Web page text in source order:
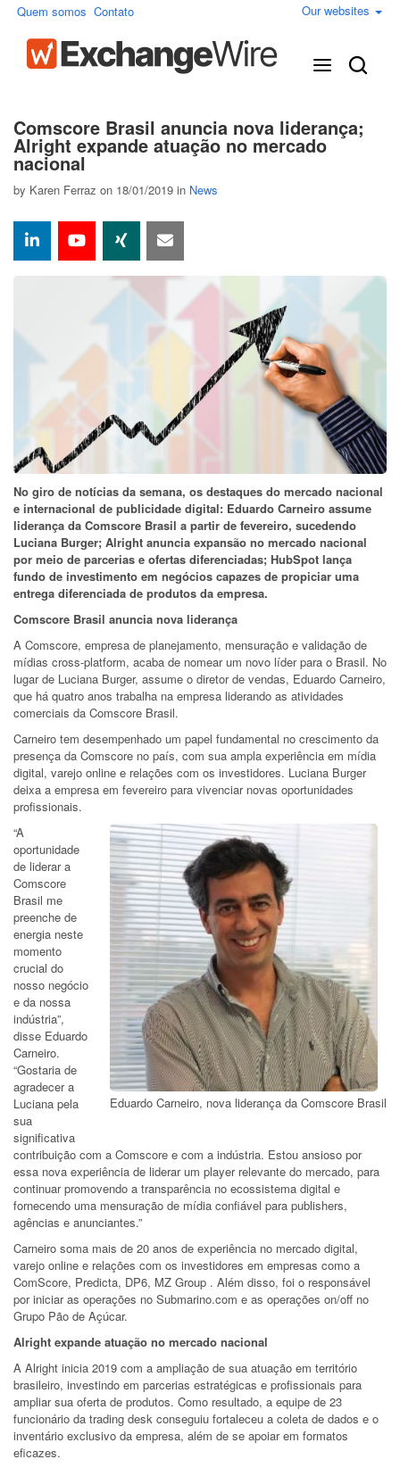
Quem somos Contato Our websites
Comscore Brasil anuncia nova liderança;
Alright expande atuação no mercado
nacional
by Karen Ferraz on 18/01/2019 in News
No giro de notícias da semana, os destaques do mercado nacional
e internacional de publicidade digital: Eduardo Carneiro assume
liderança da Comscore Brasil a partir de fevereiro, sucedendo
Luciana Burger; Alright anuncia expansão no mercado nacional
por meio de parcerias e ofertas diferenciadas; HubSpot lança
fundo de investimento em negócios capazes de propiciar uma
entrega diferenciada de produtos da empresa.
Comscore Brasil anuncia nova liderança
A Comscore, empresa de planejamento, mensuração e validação de
mídias cross-platform, acaba de nomear um novo líder para o Brasil. No
lugar de Luciana Burger, assume o diretor de vendas, Eduardo Carneiro,
que há quatro anos trabalha na empresa liderando as atividades
comerciais da Comscore Brasil.
Carneiro tem desempenhado um papel fundamental no crescimento da
presença da Comscore no país, com sua ampla experiência em mídia
digital, varejo online e relações com os investidores. Luciana Burger
deixa a empresa em fevereiro para vivenciar novas oportunidades
profissionais.
Eduardo Carneiro, nova liderança da Comscore Brasil
“A
oportunidade
de liderar a
Comscore
Brasil me
preenche de
energia neste
momento
crucial do
nosso negócio
e da nossa
indústria”,
disse Eduardo
Carneiro.
“Gostaria de
agradecer a
Luciana pela
sua
significativa
contribuição com a Comscore e com a indústria. Estou ansioso por
essa nova experiência de liderar um player relevante do mercado, para
continuar promovendo a transparência no ecossistema digital e
fornecendo uma mensuração de mídia confiável para publishers,
agências e anunciantes.”
Carneiro soma mais de 20 anos de experiência no mercado digital,
varejo online e relações com os investidores em empresas como a
ComScore, Predicta, DP6, MZ Group . Além disso, foi o responsável
por iniciar as operações no Submarino.com e as operações on/off no
Grupo Pão de Açúcar.
Alright expande atuação no mercado nacional
A Alright inicia 2019 com a ampliação de sua atuação em território
brasileiro, investindo em parcerias estratégicas e profissionais para
ampliar sua oferta de produtos. Como resultado, a equipe de 23
funcionário da trading desk conseguiu fortaleceu a coleta de dados e o
inventário exclusivo da empresa, além de se apoiar em formatos
eficazes.